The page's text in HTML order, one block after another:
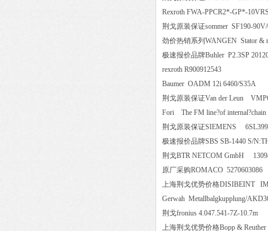
Rexroth FWA-PPCR2*-GP*-
荆戈原装保证sommer
劲价热销系列WANGEN Stator
极速报价品牌Buhler P2.3SP
rexroth R900912543
Baumer OADM 12i 6460/
荆戈原装保证Van der Leun
Fori The FM line?of
荆戈原装保证SIEMENS
极速报价品牌SBS SB-1440 S/
荆戈BTR NETCOM GmbH
原厂采购ROMACO
上海荆戈优势价格
Gerwah Metallbalgkupplung/
荆戈fronius 4.047.541-7Z-
上海荆戈优势价格Bopp &